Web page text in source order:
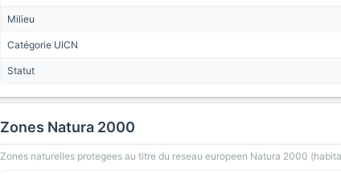
Milieu
Catégorie UICN
Statut
Zones Natura 2000
Zones naturelles protegees au titre du reseau europeen Natura 2000